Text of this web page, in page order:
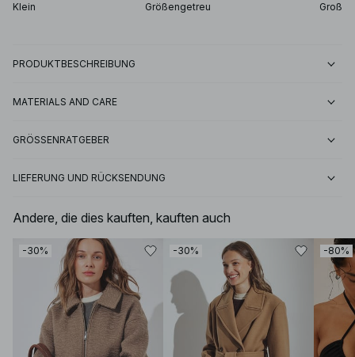
Klein Größengetreu Groß
PRODUKTBESCHREIBUNG
MATERIALS AND CARE
GRÖSSENRATGEBER
LIEFERUNG UND RÜCKSENDUNG
Andere, die dies kauften, kauften auch
-30% -30% -80%